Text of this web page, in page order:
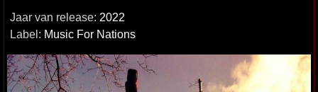
Jaar van release: 2022
Label: Music For Nations